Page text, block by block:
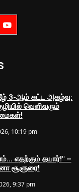
3-ஆம் கட்ட அகழ்வு:
வெளிவரும்
10:19 pm
எதற்கும் தயார்!" –
சூளுரை!
9:37 pm